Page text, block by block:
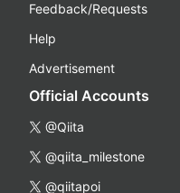
Feedback/Requests
Help
Advertisement
Official Accounts
@Qiita
@qiita_milestone
@qiitapoi